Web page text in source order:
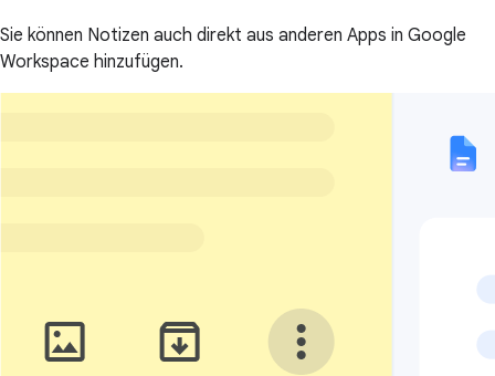
Sie können Notizen auch direkt aus anderen Apps in Google
Workspace hinzufügen.